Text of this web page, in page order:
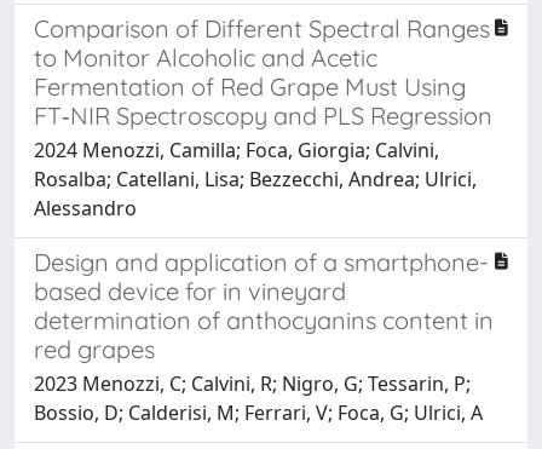
Comparison of Different Spectral Ranges
to Monitor Alcoholic and Acetic
Fermentation of Red Grape Must Using
FT‑NIR Spectroscopy and PLS Regression
2024 Menozzi, Camilla; Foca, Giorgia; Calvini,
Rosalba; Catellani, Lisa; Bezzecchi, Andrea; Ulrici,
Alessandro
Design and application of a smartphone-
based device for in vineyard
determination of anthocyanins content in
red grapes
2023 Menozzi, C; Calvini, R; Nigro, G; Tessarin, P;
Bossio, D; Calderisi, M; Ferrari, V; Foca, G; Ulrici, A